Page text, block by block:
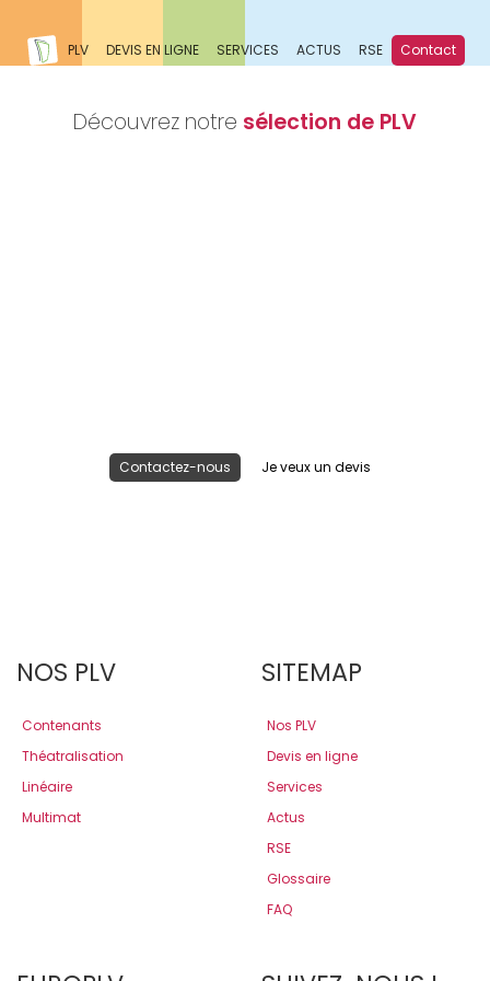
PLV DEVIS EN LIGNE SERVICES ACTUS RSE Contact
Découvrez notre sélection de PLV
Contactez-nous Je veux un devis
NOS PLV
Contenants
Théatralisation
Linéaire
Multimat
SITEMAP
Nos PLV
Devis en ligne
Services
Actus
RSE
Glossaire
FAQ